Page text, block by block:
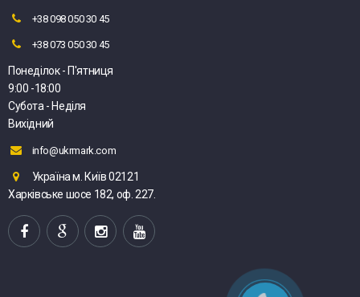
+38 098 050 30 45
+38 073 050 30 45
Понеділок - П'ятниця
9:00 -18:00
Субота - Неділя
Вихідний
info@ukrmark.com
Україна м. Київ 02121
Харківське шосе 182, оф. 227.